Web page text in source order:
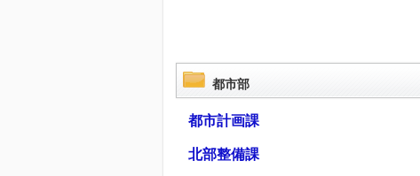
都市部
都市計画課
北部整備課